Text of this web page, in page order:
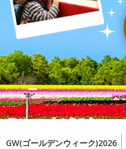
GW(ゴールデンウィーク)2026